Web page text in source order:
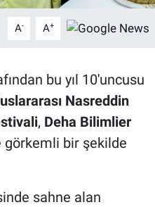
A- A+
bu yıl 10'uncusu
Nasreddin
, Deha Bilimlier
bir şekilde
sahne alan